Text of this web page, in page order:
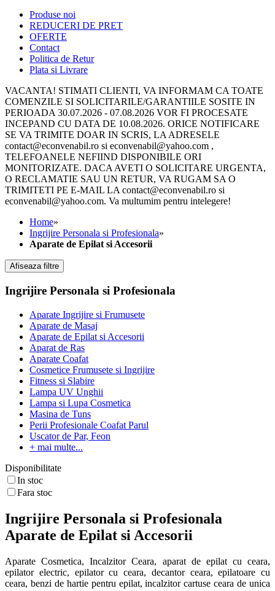
Produse noi
REDUCERI DE PRET
OFERTE
Contact
Politica de Retur
Plata si Livrare
VACANTA! STIMATI CLIENTI, VA INFORMAM CA TOATE
COMENZILE SI SOLICITARILE/GARANTIILE SOSITE IN
PERIOADA 30.07.2026 - 07.08.2026 VOR FI PROCESATE
INCEPAND CU DATA DE 10.08.2026. ORICE NOTIFICARE
SE VA TRIMITE DOAR IN SCRIS, LA ADRESELE
contact@econvenabil.ro si econvenabil@yahoo.com ,
TELEFOANELE NEFIIND DISPONIBILE ORI
MONITORIZATE. DACA AVETI O SOLICITARE URGENTA,
O RECLAMATIE SAU UN RETUR, VA RUGAM SA O
TRIMITETI PE E-MAIL LA contact@econvenabil.ro si
econvenabil@yahoo.com. Va multumim pentru intelegere!
Home»
Ingrijire Personala si Profesionala»
Aparate de Epilat si Accesorii
Afiseaza filtre
Ingrijire Personala si Profesionala
Aparate Ingrijire si Frumusete
Aparate de Masaj
Aparate de Epilat si Accesorii
Aparat de Ras
Aparate Coafat
Cosmetice Frumusete si Ingrijire
Fitness si Slabire
Lampa UV Unghii
Lampa si Lupa Cosmetica
Masina de Tuns
Perii Profesionale Coafat Parul
Uscator de Par, Feon
+ mai multe...
Disponibilitate
In stoc
Fara stoc
Ingrijire Personala si Profesionala
Aparate de Epilat si Accesorii
Aparate Cosmetica, Incalzitor Ceara, aparat de epilat cu ceara,
epilator electric, epilator cu ceara, decantor ceara, epilatoare cu
ceara, benzi de hartie pentru epilat, incalzitor cartuse ceara de unica